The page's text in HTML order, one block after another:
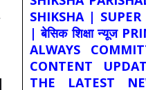
SHIKSHA | SUPER
| बेसिक शिक्षा न्यूज
ALWAYS
CONTENT
THE LATEST